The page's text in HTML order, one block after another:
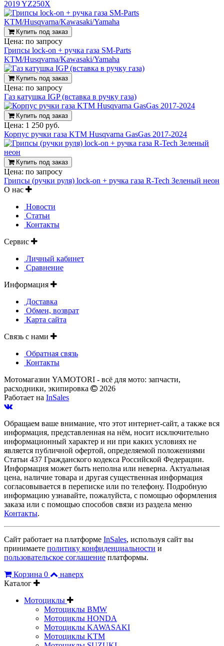
2019 YZ250X
Купить под заказ
Цена: по запросу
Грипсы lock-on + ручка газа SM-Parts
KTM/Husqvarna/Kawasaki/Yamaha
Купить под заказ
Цена: по запросу
Газ катушка IGP (вставка в ручку газа)
Купить под заказ
Цена: 1 250 руб.
Корпус ручки газа KTM Husqvarna GasGas 2017-2024
Купить под заказ
Цена: по запросу
Грипсы (ручки руля) lock-on + ручка газа R-Tech Зеленый неон
О нас
Новости
Статьи
Контакты
Сервис
Личный кабинет
Сравнение
Информация
Доставка
Обмен, возврат
Карта сайта
Связь с нами
Обратная связь
Контакты
Мотомагазин YAMOTORI - всё для мото: запчасти,
расходники, экипировка
2026
Работает на InSales
Обращаем ваше внимание, что этот интернет-сайт, а также вся
информация, представленная на нём, носит исключительно
информационный характер и ни при каких условиях не
является публичной офертой, определяемой положениями
Статьи 437 Гражданского кодекса Российской Федерации.
Информация может быть неполна или неверна. Актуальная
цена, наличие товара и другая существенная информация
согласовывается в переписке или по телефону. Подробную
информацию узнавайте, пожалуйста, с помощью оформления
заказа или с помощью способов связи из раздела меню
Контакты.
Сайт работает на платформе InSales, используя сайт вы
принимаете политику конфиденциальности и
пользовательское соглашение платформы.
Корзина 0
наверх
Каталог
Мотоциклы
Мотоциклы BMW
Мотоциклы HONDA
Мотоциклы KAWASAKI
Мотоциклы KTM